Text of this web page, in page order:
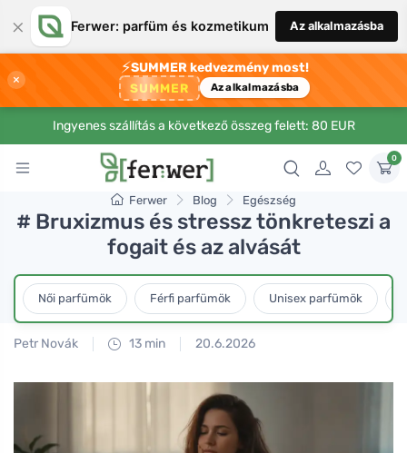
× Ferwer: parfüm és kozmetikum Az alkalmazásba
×
⚡SUMMER kedvezmény most!
SUMMER Az alkalmazásba
Ingyenes szállítás a következő összeg felett: 80 EUR
0
Ferwer Blog Egészség
# Bruxizmus és stressz tönkreteszi a
fogait és az alvását
Női parfümök Férfi parfümök Unisex parfümök
Petr Novák 13 min 20.6.2026